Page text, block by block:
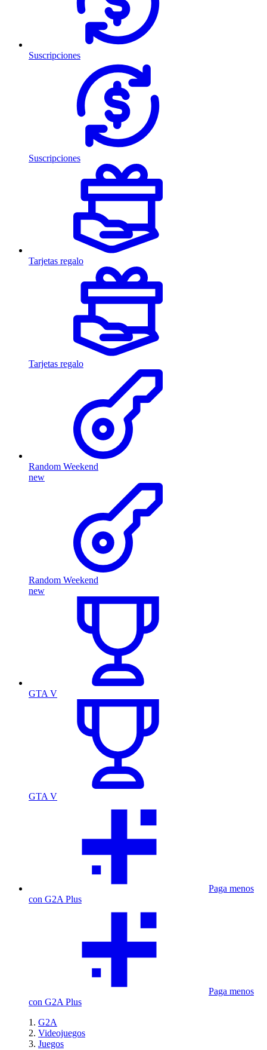
Suscripciones
Suscripciones
Tarjetas regalo
Tarjetas regalo
Random Weekend
new
Random Weekend
new
GTA V
GTA V
Paga menos
con G2A Plus
Paga menos
con G2A Plus
G2A
Videojuegos
Juegos